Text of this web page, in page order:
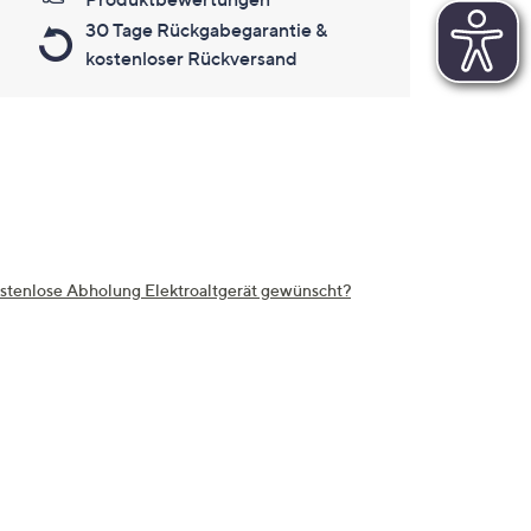
30 Tage Rückgabegarantie &
kostenloser Rückversand
Abholung Elektroaltgerät gewünscht?